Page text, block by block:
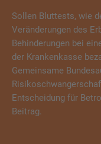
Sollen Bluttests, wie
Veränderungen des
Behinderungen bei
der Krankenkasse
Gemeinsame
Entscheidung für
Beitrag.